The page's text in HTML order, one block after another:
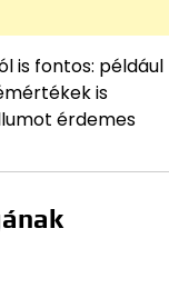
is fontos: például
is
érdemes